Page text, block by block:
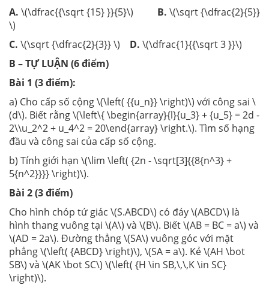
A. \(\dfrac{{\sqrt {15} }}{5}\) B. \(\sqrt {\dfrac{2}{5}}
\)
C. \(\sqrt {\dfrac{2}{3}} \) D. \(\dfrac{1}{{\sqrt 3 }}\)
B – TỰ LUẬN (6 điểm)
Bài 1 (3 điểm):
a) Cho cấp số cộng \(\left( {{u_n}} \right)\) với công sai \
(d\). Biết rằng \(\left\{ \begin{array}{l}{u_3} + {u_5} = 2d -
2\\u_2^2 + u_4^2 = 20\end{array} \right.\). Tìm số hạng
đầu và công sai của cấp số cộng.
b) Tính giới hạn \(\lim \left( {2n - \sqrt[3]{{8{n^3} +
5{n^2}}}} \right)\).
Bài 2 (3 điểm)
Cho hình chóp tứ giác \(S.ABCD\) có đáy \(ABCD\) là
hình thang vuông tại \(A\) và \(B\). Biết \(AB = BC = a\) và
\(AD = 2a\). Đường thẳng \(SA\) vuông góc với mặt
phẳng \(\left( {ABCD} \right)\), \(SA = a\). Kẻ \(AH \bot
SB\) và \(AK \bot SC\) \(\left( {H \in SB,\,\,K \in SC}
\right)\).